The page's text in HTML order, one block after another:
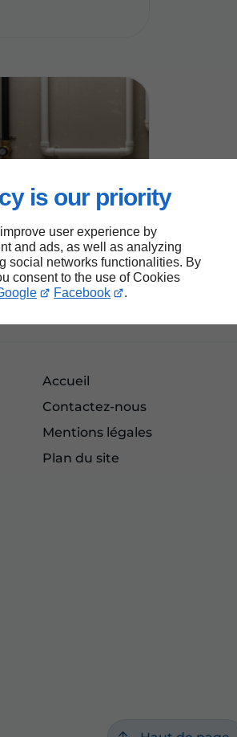
is our priority
user experience by
and ads, as well as analyzing
social networks functionalities. By
consent to the use of Cookies
Facebook .
vos canalisations ont
plombier professionnel
Accueil
Contactez-nous
Mentions légales
Plan du site